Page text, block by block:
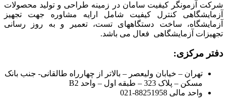
شرکت آزمونگر کیفیت سامان در زمینه طراحی و تولید محصولات
آزمایشگاهی کنترل کیفیت شامل ارایه مشاوره جهت تجهیز
آزمایشگاه، ساخت دستگاههای تست، تعمیر و به روز رسانی
تجهیزات آزمایشگاهی فعال می باشد.
دفتر مرکزی:
تهران – خیابان ولیعصر – بالاتر از چهارراه طالقانی- جنب بانک
مسکن – پلاک 323 – طبقه اول – واحد B2
واحد مالی 88251958-021